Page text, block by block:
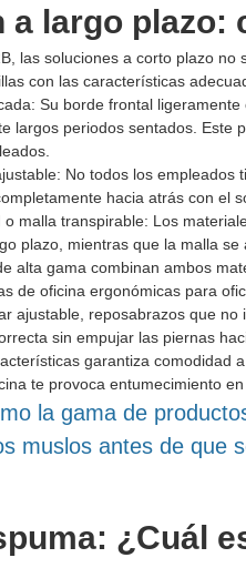
a largo plazo:
las soluciones a corto plazo
con las características
Su borde frontal
largos periodos sentados. Este
No todos los
hacia atrás con el
malla transpirable: Los
plazo, mientras que la malla
alta gama combinan ambos
de oficina ergonómicas para
ajustable, reposabrazos que
sin empujar las piernas
garantiza comodidad
la gama de
muslos antes de que
¿Cuál